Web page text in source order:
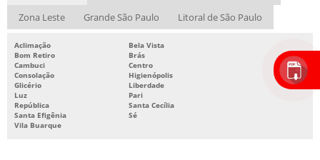
Zona Leste
Grande São Paulo Litoral de São Paulo
Aclimação
Bela Vista
Bom Retiro
Brás
Cambuci
Centro
Consolação
Higienópolis
Glicério
Liberdade
Luz
Pari
República
Santa Cecília
Santa Efigênia
Sé
Vila Buarque